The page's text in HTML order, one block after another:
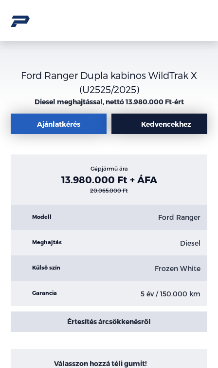
Ford Ranger Dupla kabinos WildTrak X
(U2525/2025)
Diesel meghajtással, nettó 13.980.000 Ft-ért
Ajánlatkérés Kedvencekhez
Gépjármű ára
13.980.000 Ft + ÁFA
20.065.000 Ft
Modell Ford Ranger
Meghajtás Diesel
Külső szín Frozen White
Garancia 5 év / 150.000 km
Értesítés árcsökkenésről
Válasszon hozzá téli gumit!